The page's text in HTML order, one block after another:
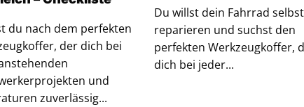
du nach dem perfekten
der dich bei
und
zuverlässig...
Du willst dein Fahrrad selbst
reparieren und suchst den
perfekten Werkzeugkoffer,
dich bei jeder...